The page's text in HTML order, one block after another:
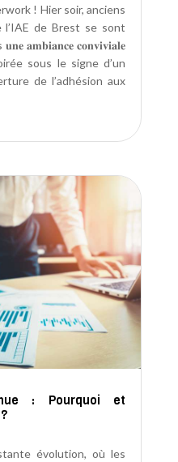
! Hier soir, anciens
l’IAE de Brest se sont
𝐚𝐦𝐛𝐢𝐚𝐧𝐜𝐞 𝐜𝐨𝐧𝐯𝐢𝐯𝐢𝐚𝐥𝐞
sous le signe d’un
de l’adhésion aux
: Pourquoi et
évolution, où les